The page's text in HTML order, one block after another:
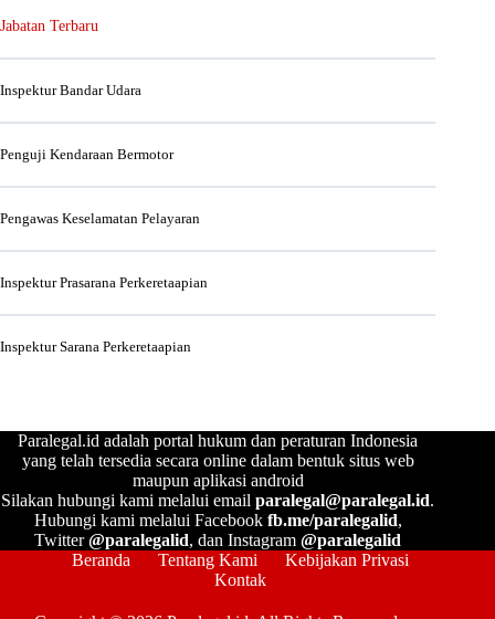
Jabatan Terbaru
Inspektur Bandar Udara
Penguji Kendaraan Bermotor
Pengawas Keselamatan Pelayaran
Inspektur Prasarana Perkeretaapian
Inspektur Sarana Perkeretaapian
Paralegal.id adalah portal hukum dan peraturan Indonesia
yang telah tersedia secara online dalam bentuk situs web
maupun aplikasi android
Silakan hubungi kami melalui emailparalegal@paralegal.id.
Hubungi kami melalui Facebook fb.me/paralegalid,
Twitter@paralegalid, dan Instagram@paralegalid
Beranda
Tentang Kami
Kebijakan Privasi
Kontak